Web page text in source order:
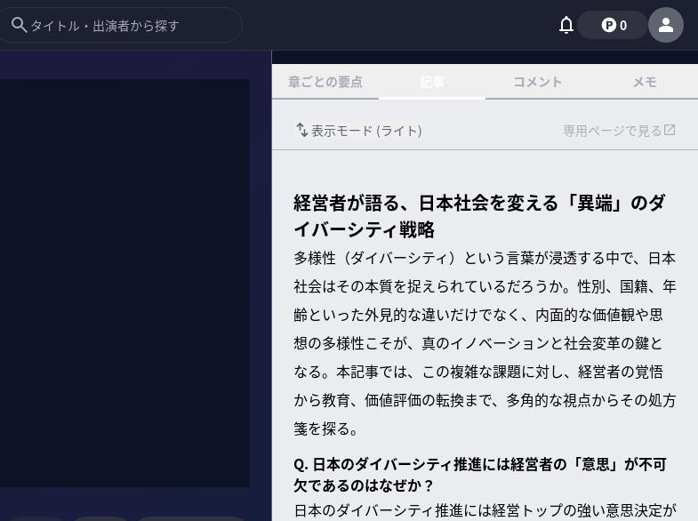
0
章ごとの要点 コメント メモ
表示モード (ライト) 専用ページで見る
経営者が語る、日本社会を変える「異端」のダ
イバーシティ戦略
多様性（ダイバーシティ）という言葉が浸透する中で、日本
社会はその本質を捉えられているだろうか。性別、国籍、年
齢といった外見的な違いだけでなく、内面的な価値観や思
想の多様性こそが、真のイノベーションと社会変革の鍵と
なる。本記事では、この複雑な課題に対し、経営者の覚悟
から教育、価値評価の転換まで、多角的な視点からその処方
箋を探る。
Q. 日本のダイバーシティ推進には経営者の「意思」が不可
欠であるのはなぜか？
日本のダイバーシティ推進には経営トップの強い意思決定が